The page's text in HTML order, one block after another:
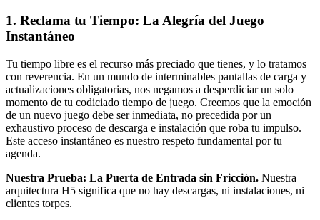
1. Reclama tu Tiempo: La Alegría del Juego
Instantáneo
Tu tiempo libre es el recurso más preciado que tienes, y lo tratamos
con reverencia. En un mundo de interminables pantallas de carga y
actualizaciones obligatorias, nos negamos a desperdiciar un solo
momento de tu codiciado tiempo de juego. Creemos que la emoción
de un nuevo juego debe ser inmediata, no precedida por un
exhaustivo proceso de descarga e instalación que roba tu impulso.
Este acceso instantáneo es nuestro respeto fundamental por tu
agenda.
Nuestra Prueba: La Puerta de Entrada sin Fricción. Nuestra
arquitectura H5 significa que no hay descargas, ni instalaciones, ni
clientes torpes.